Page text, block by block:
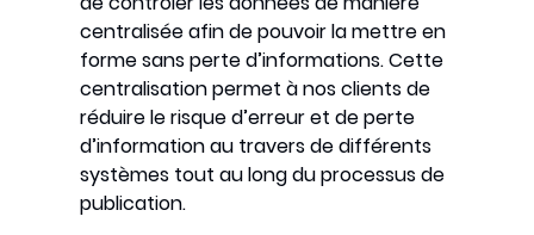
centralisée afin de pouvoir la mettre en
forme sans perte d’informations. Cette
centralisation permet à nos clients de
réduire le risque d’erreur et de perte
d’information au travers de différents
systèmes tout au long du processus de
publication.